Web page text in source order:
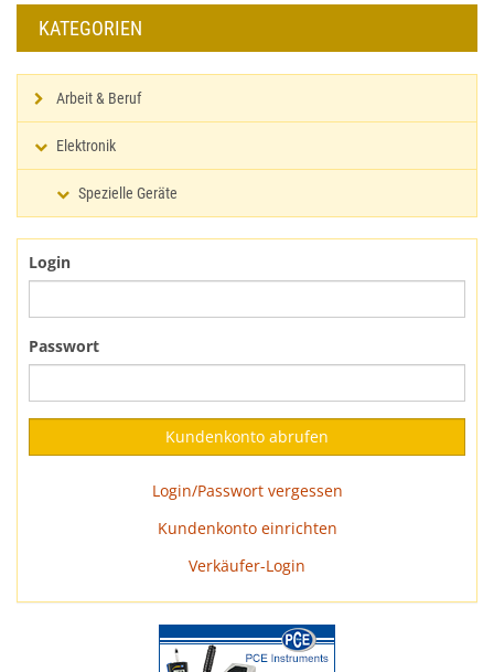
KATEGORIEN
Arbeit & Beruf
Elektronik
Spezielle Geräte
Login
Passwort
Login/Passwort vergessen
Kundenkonto einrichten
Verkäufer-Login